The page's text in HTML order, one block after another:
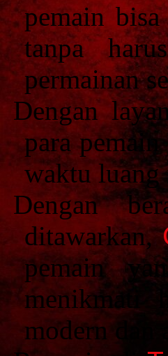
pemain
tanpa
permainan
Dengan
para
waktu luang
Dengan
ditawarkan,
pemain
menikmati
modern dan